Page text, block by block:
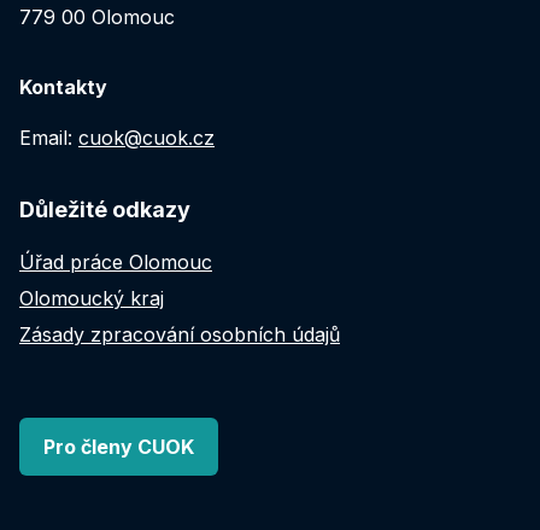
779 00 Olomouc
Kontakty
Email: cuok@cuok.cz
Důležité odkazy
Úřad práce Olomouc
Olomoucký kraj
Zásady zpracování osobních údajů
Pro členy CUOK